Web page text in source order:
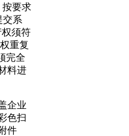
按要求
交系
须符
重复
完全
料进
企业
色扫
件